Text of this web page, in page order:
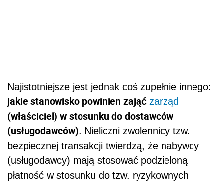
Najistotniejsze jest jednak coś zupełnie innego:
jakie stanowisko powinien zająć zarząd
(właściciel) w stosunku do dostawców
(usługodawców). Nieliczni zwolennicy tzw.
bezpiecznej transakcji twierdzą, że nabywcy
(usługodawcy) mają stosować podzieloną
płatność w stosunku do tzw. ryzykownych